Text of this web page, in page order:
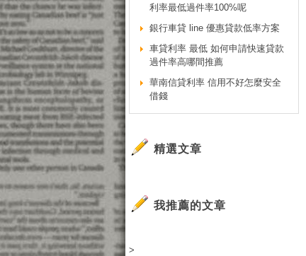
利率最低過件率100%呢
銀行車貸 line 優惠貸款低率方案
車貸利率 最低 如何申請快速貸款
過件率高哪間推薦
華南信貸利率 信用不好怎麼安全
借錢
精選文章
我推薦的文章
>